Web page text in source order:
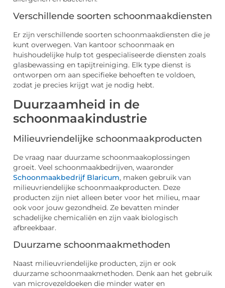
Verschillende soorten schoonmaakdiensten
Er zijn verschillende soorten schoonmaakdiensten die je
kunt overwegen. Van kantoor schoonmaak en
huishoudelijke hulp tot gespecialiseerde diensten zoals
glasbewassing en tapijtreiniging. Elk type dienst is
ontworpen om aan specifieke behoeften te voldoen,
zodat je precies krijgt wat je nodig hebt.
Duurzaamheid in de
schoonmaakindustrie
Milieuvriendelijke schoonmaakproducten
De vraag naar duurzame schoonmaakoplossingen
groeit. Veel schoonmaakbedrijven, waaronder
Schoonmaakbedrijf Blaricum, maken gebruik van
milieuvriendelijke schoonmaakproducten. Deze
producten zijn niet alleen beter voor het milieu, maar
ook voor jouw gezondheid. Ze bevatten minder
schadelijke chemicaliën en zijn vaak biologisch
afbreekbaar.
Duurzame schoonmaakmethoden
Naast milieuvriendelijke producten, zijn er ook
duurzame schoonmaakmethoden. Denk aan het gebruik
van microvezeldoeken die minder water en